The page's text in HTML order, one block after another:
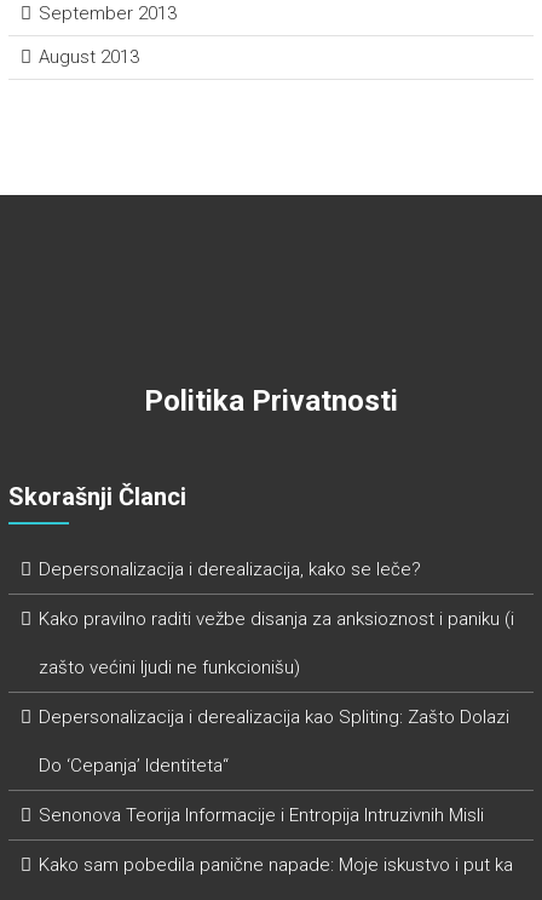
September 2013
August 2013
Politika Privatnosti
Skorašnji Članci
Depersonalizacija i derealizacija, kako se leče?
Kako pravilno raditi vežbe disanja za anksioznost i paniku (i
zašto većini ljudi ne funkcionišu)
Depersonalizacija i derealizacija kao Spliting: Zašto Dolazi
Do ‘Cepanja’ Identiteta“
Senonova Teorija Informacije i Entropija Intruzivnih Misli
Kako sam pobedila panične napade: Moje iskustvo i put ka